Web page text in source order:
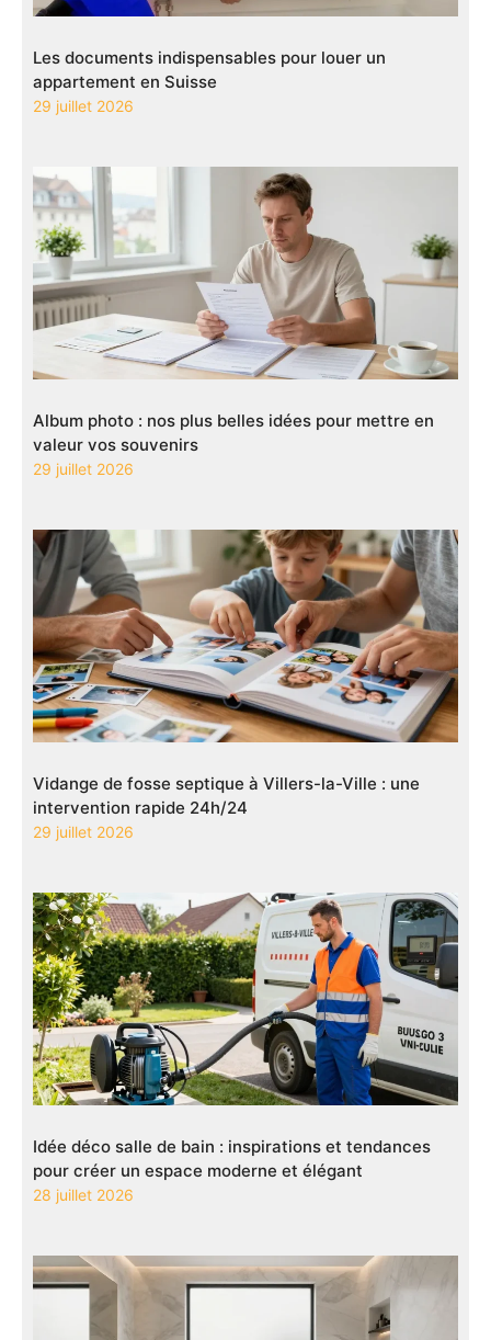
Les documents indispensables pour louer un
appartement en Suisse
29 juillet 2026
Album photo : nos plus belles idées pour mettre en
valeur vos souvenirs
29 juillet 2026
Vidange de fosse septique à Villers-la-Ville : une
intervention rapide 24h/24
29 juillet 2026
Idée déco salle de bain : inspirations et tendances
pour créer un espace moderne et élégant
28 juillet 2026